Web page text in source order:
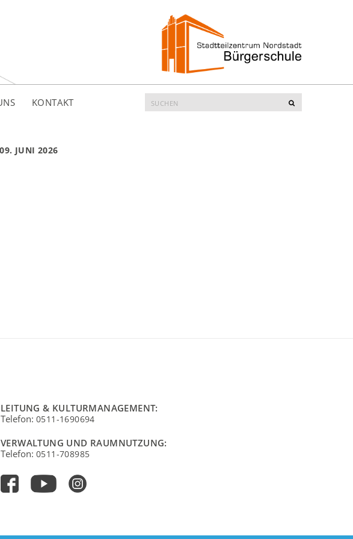
KONTAKT
Suche
nach:
JUNI 2026
LEITUNG & KULTURMANAGEMENT:
Telefon: 0511-1690694
VERWALTUNG UND RAUMNUTZUNG:
Telefon: 0511-708985